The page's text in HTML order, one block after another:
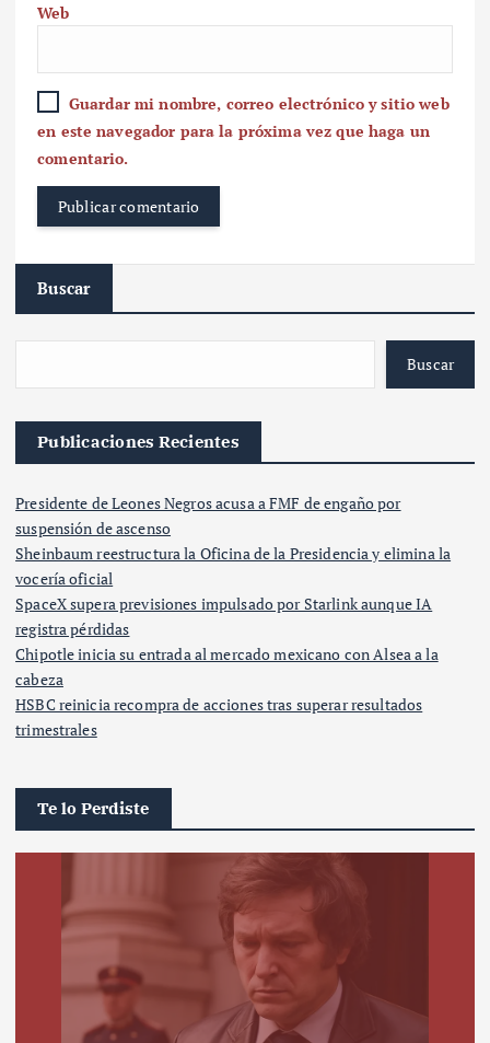
Web
Guardar mi nombre, correo electrónico y sitio web
en este navegador para la próxima vez que haga un
comentario.
Buscar
Buscar
Publicaciones Recientes
Presidente de Leones Negros acusa a FMF de engaño por
suspensión de ascenso
Sheinbaum reestructura la Oficina de la Presidencia y elimina la
vocería oficial
SpaceX supera previsiones impulsado por Starlink aunque IA
registra pérdidas
Chipotle inicia su entrada al mercado mexicano con Alsea a la
cabeza
HSBC reinicia recompra de acciones tras superar resultados
trimestrales
Te lo Perdiste